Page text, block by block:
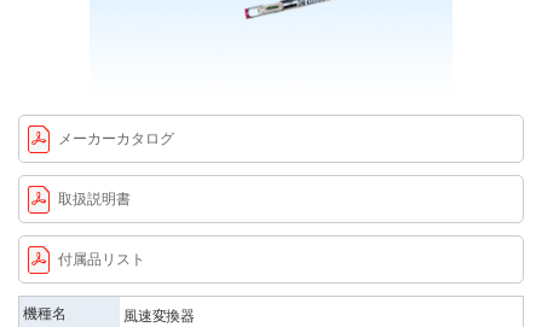
メーカーカタログ
取扱説明書
付属品リスト
機種名
風速変換器